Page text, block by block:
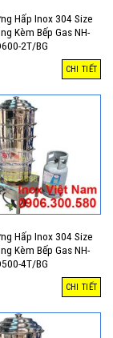
Hấp Inox 304 Size
Kèm Bếp Gas NH-
2T/BG
CHI TIẾT
Hấp Inox 304 Size
Kèm Bếp Gas NH-
4T/BG
CHI TIẾT